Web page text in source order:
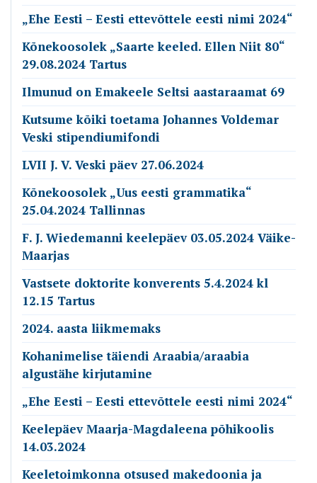
„Ehe Eesti – Eesti ettevõttele eesti nimi 2024“
Kõnekoosolek „Saarte keeled. Ellen Niit 80“
29.08.2024 Tartus
Ilmunud on Emakeele Seltsi aastaraamat 69
Kutsume kõiki toetama Johannes Voldemar
Veski stipendiumifondi
LVII J. V. Veski päev 27.06.2024
Kõnekoosolek „Uus eesti grammatika“
25.04.2024 Tallinnas
F. J. Wiedemanni keelepäev 03.05.2024 Väike-
Maarjas
Vastsete doktorite konverents 5.4.2024 kl
12.15 Tartus
2024. aasta liikmemaks
Kohanimelise täiendi Araabia/araabia
algustähe kirjutamine
„Ehe Eesti – Eesti ettevõttele eesti nimi 2024“
Keelepäev Maarja-Magdaleena põhikoolis
14.03.2024
Keeletoimkonna otsused makedoonia ja